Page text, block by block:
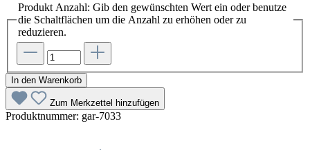
Produkt Anzahl: Gib den gewünschten Wert ein oder benutze
die Schaltflächen um die Anzahl zu erhöhen oder zu
reduzieren.
In den Warenkorb
Zum Merkzettel hinzufügen
Produktnummer: gar-7033